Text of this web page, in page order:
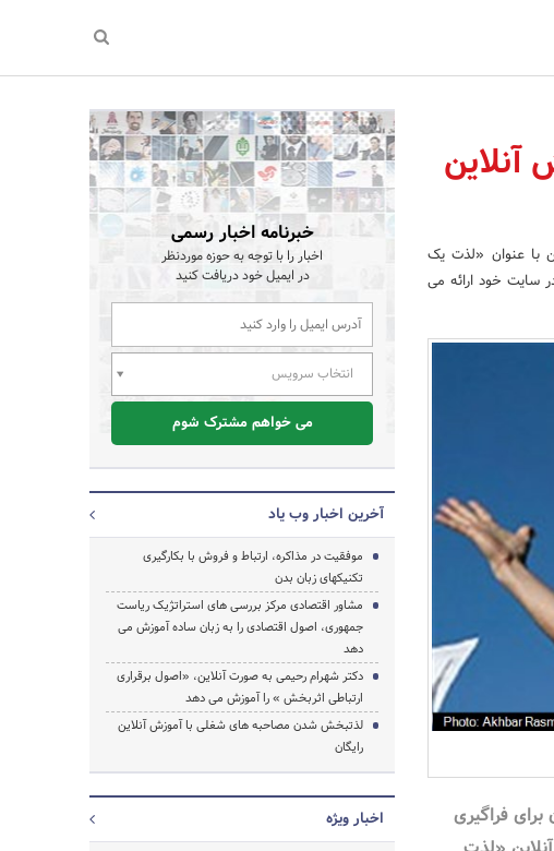
جستجو
با عنوان «لذت یک
سایت خود ارائه می
برای فراگیری
خبرنامه اخبار رسمی
اخبار را با توجه به حوزه موردنظر
در ایمیل خود دریافت کنید
انتخاب سرویس
می خواهم مشترک شوم
آخرین اخبار وب یاد
موفقیت در مذاکره، ارتباط و فروش با بکارگیری
تکنیکهای زبان بدن
مشاور اقتصادی مرکز بررسی های استراتژیک ریاست
جمهوری، اصول اقتصادی را به زبان ساده آموزش می
دهد
دکتر شهرام رحیمی به صورت آنلاین، «اصول برقراری
ارتباطی اثربخش » را آموزش می دهد
لذتبخش شدن مصاحبه های شغلی با آموزش آنلاین
رایگان
اخبار ویژه